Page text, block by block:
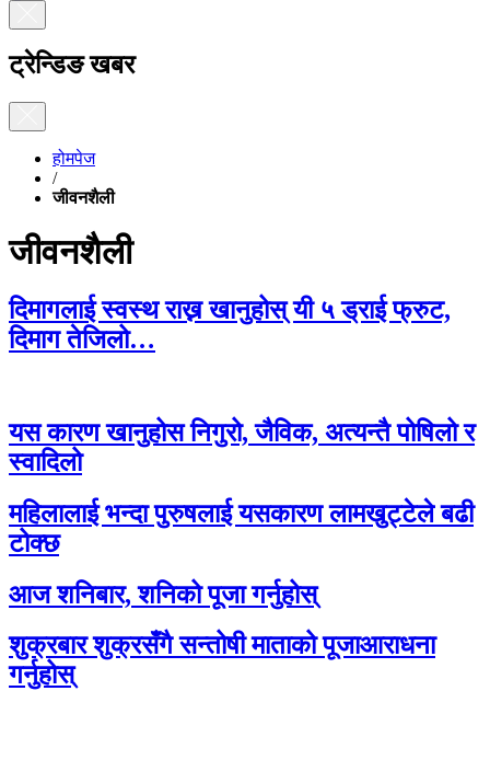
ट्रेन्डिङ खबर
होमपेज
/
जीवनशैली
जीवनशैली
दिमागलाई स्वस्थ राख्न खानुहोस् यी ५ ड्राई फ्रुट,
दिमाग तेजिलो…
यस कारण खानुहोस निगुरो, जैविक, अत्यन्तै पोषिलो र
स्वादिलो
महिलालाई भन्दा पुरुषलाई यसकारण लामखुट्टेले बढी
टोक्छ
आज शनिबार, शनिको पूजा गर्नुहोस्
शुक्रबार शुक्रसँगै सन्तोषी माताको पूजाआराधना
गर्नुहोस्